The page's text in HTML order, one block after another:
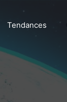
Tendances